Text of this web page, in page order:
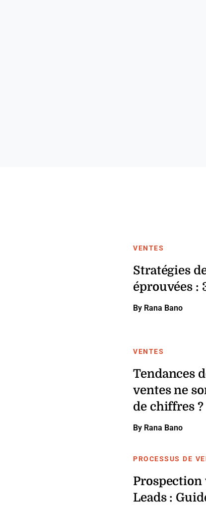
VENTES
Stratégies
éprouvées :
By Rana Bano
VENTES
Tendances
ventes ne
de chiffres ?
By Rana Bano
PROCESSUS DE
Prospection
Leads :